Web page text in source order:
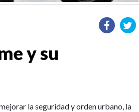
y su
la seguridad y orden urbano, la